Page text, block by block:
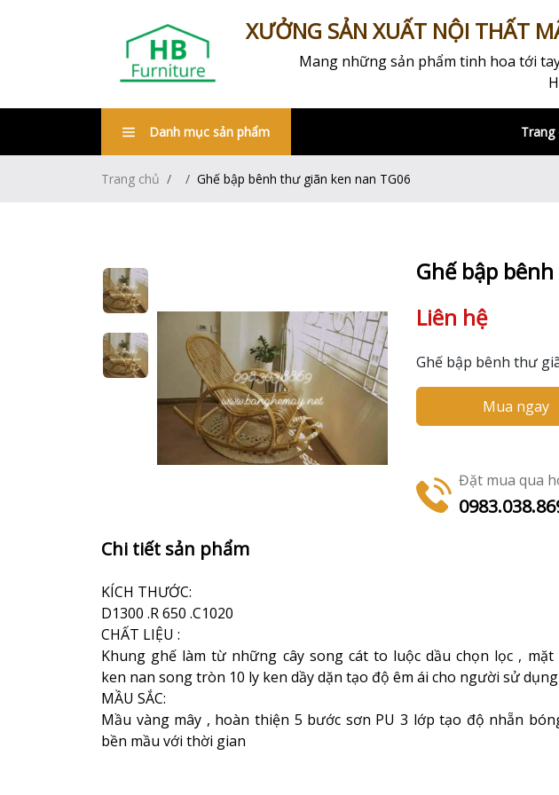
XƯỞNG SẢN XUẤT NỘI THẤT
Mang những sản phẩm tinh hoa tới
Danh mục sản phẩm Trang
Trang chủ Ghế bập bênh thư giãn ken nan TG06
Ghế bập
Liên hệ
Ghế bập bênh thư
Mua ngay
Đặt mua qua
Chi tiết sản phẩm
KÍCH THƯỚC:
D1300 .R 650 .C1020
CHẤT LIỆU :
Khung ghế làm từ những cây song cát to luộc dầu chọn lọc , mặt
ken nan song tròn 10 ly ken dầy dặn tạo độ êm ái cho người sử dụng
MẦU SẮC:
Mầu vàng mây , hoàn thiện 5 bước sơn PU 3 lớp tạo độ nhẵn
bền mầu với thời gian